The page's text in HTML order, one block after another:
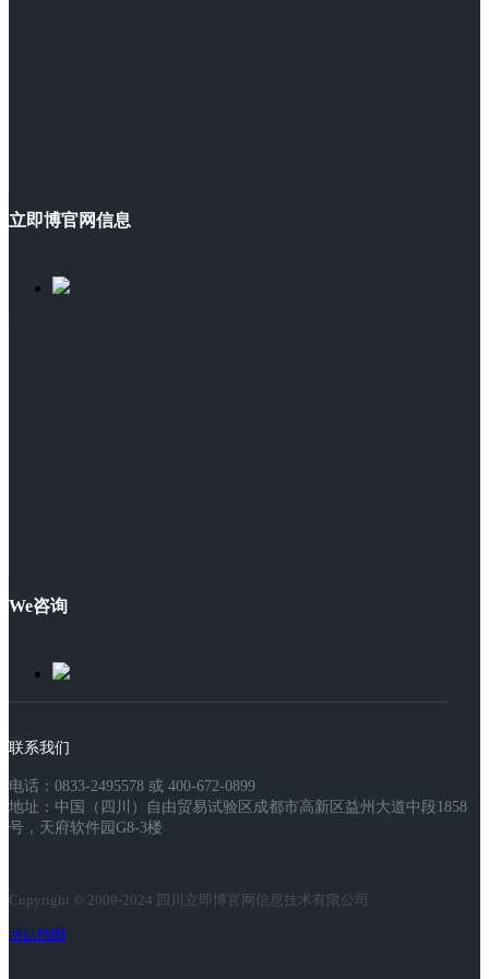
立即博官网信息
We咨询
联系我们
电话：0833-2495578 或 400-672-0899
地址：中国（四川）自由贸易试验区成都市高新区益州大道中段1858
号，天府软件园G8-3楼
Copyright © 2009-2024 四川立即博官网信息技术有限公司
网站地图